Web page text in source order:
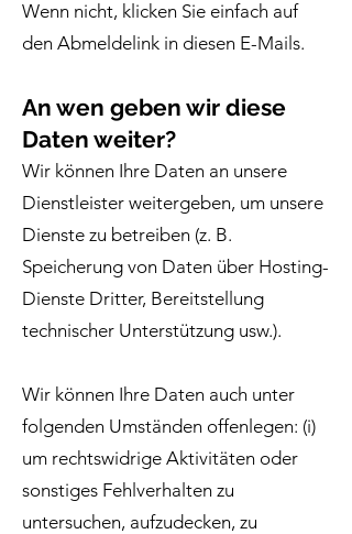
Wenn nicht, klicken Sie einfach auf
den Abmeldelink in diesen E-Mails.
An wen geben wir diese
Daten weiter?
Wir können Ihre Daten an unsere
Dienstleister weitergeben, um unsere
Dienste zu betreiben (z. B.
Speicherung von Daten über Hosting-
Dienste Dritter, Bereitstellung
technischer Unterstützung usw.).
Wir können Ihre Daten auch unter
folgenden Umständen offenlegen: (i)
um rechtswidrige Aktivitäten oder
sonstiges Fehlverhalten zu
untersuchen, aufzudecken, zu